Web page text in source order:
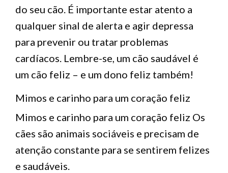
do seu cão. É importante estar atento a
qualquer sinal de alerta e agir depressa
para prevenir ou tratar problemas
cardíacos. Lembre-se, um cão saudável é
um cão feliz – e um dono feliz também!
Mimos e carinho para um coração feliz
Mimos e carinho para um coração feliz Os
cães são animais sociáveis e precisam de
atenção constante para se sentirem felizes
e saudáveis.